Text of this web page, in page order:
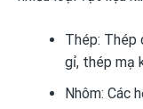
Thép: Thép
gỉ, thép mạ
Nhôm: Các